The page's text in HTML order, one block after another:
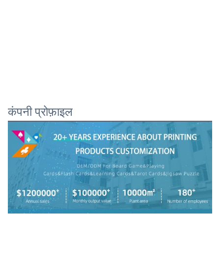
कंपनी प्रोफ़ाइल